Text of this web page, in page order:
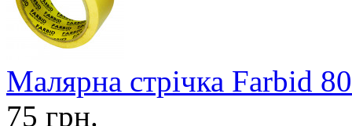
Малярна стрічка Farbid
75 грн.